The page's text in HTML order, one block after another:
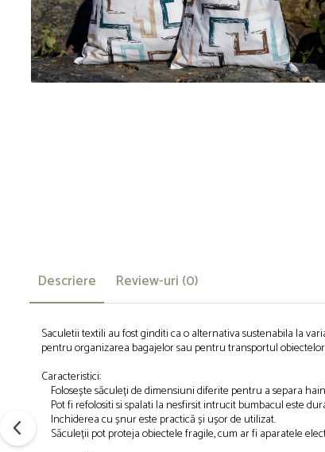
Descriere Review-uri (0)
Saculetii textili au fost ginditi ca o alternativa sustenabila la
pentru organizarea bagajelor sau pentru transportul
Caracteristici:
Folosește săculeți de dimensiuni diferite pentru a separa
Pot fi refolositi si spalati la nesfirsit intrucit bumbacul este
Inchiderea cu șnur este practică și ușor de utilizat.
Săculeții pot proteja obiectele fragile, cum ar fi aparatele